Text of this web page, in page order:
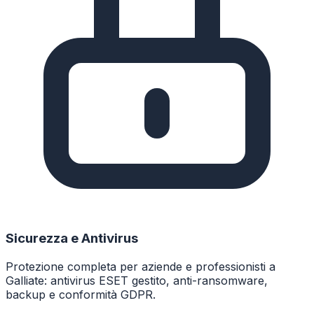
Sicurezza e Antivirus
Protezione completa per aziende e professionisti a
Galliate: antivirus ESET gestito, anti-ransomware,
backup e conformità GDPR.